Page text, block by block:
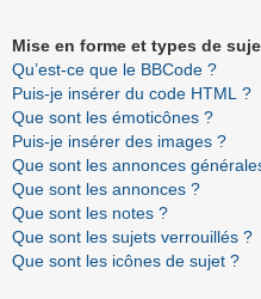
Mise en forme et types de
Qu’est-ce que le BBCode ?
Puis-je insérer du code HTML ?
Que sont les émoticônes ?
Puis-je insérer des images ?
Que sont les annonces
Que sont les annonces ?
Que sont les notes ?
Que sont les sujets verrouillés ?
Que sont les icônes de sujet ?